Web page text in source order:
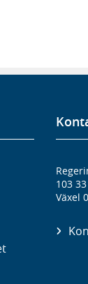
103
Växel